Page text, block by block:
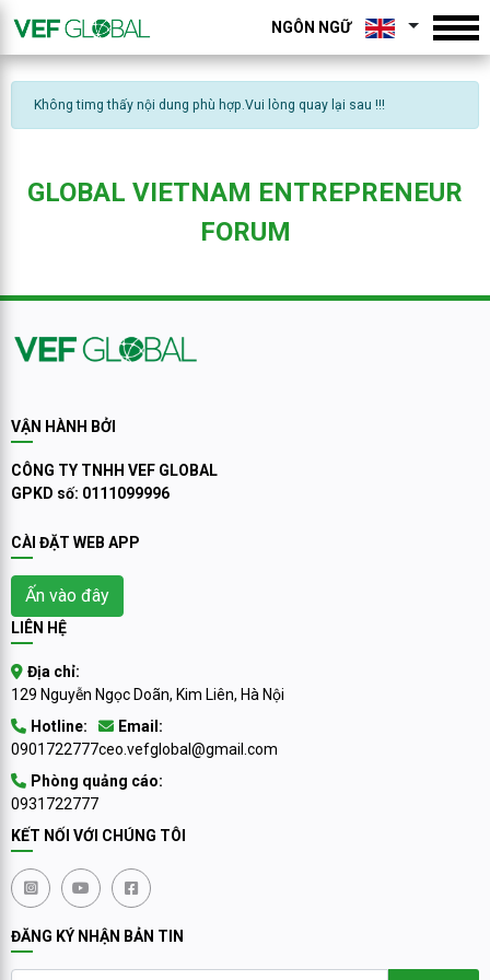
NGÔN NGỮ
Không timg thấy nội dung phù hợp.Vui lòng quay lại sau !!!
GLOBAL VIETNAM ENTREPRENEUR
FORUM
VẬN HÀNH BỞI
CÔNG TY TNHH VEF GLOBAL
GPKD số: 0111099996
CÀI ĐẶT WEB APP
Ấn vào đây
LIÊN HỆ
Địa chỉ:
129 Nguyễn Ngọc Doãn, Kim Liên, Hà Nội
Hotline:
0901722777
Email:
ceo.vefglobal@gmail.com
Phòng quảng cáo:
0931722777
KẾT NỐI VỚI CHÚNG TÔI
ĐĂNG KÝ NHẬN BẢN TIN